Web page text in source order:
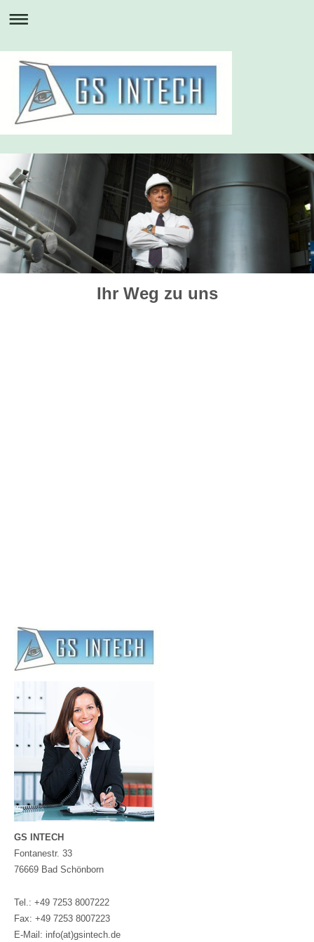
Ihr Weg zu uns
GS INTECH
Fontanestr. 33
76669 Bad Schönborn
Tel.: +49 7253 8007222
Fax: +49 7253 8007223
E-Mail: info(at)gsintech.de